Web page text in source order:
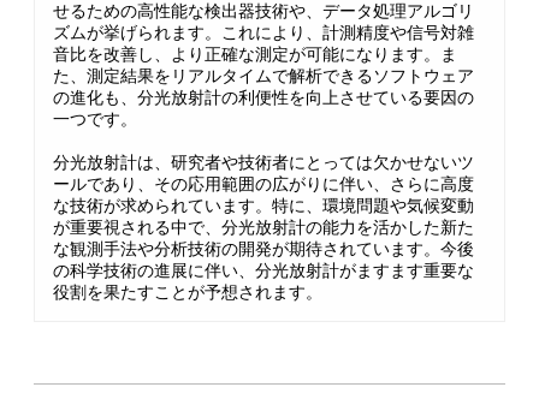
せるための高性能な検出器技術や、データ処理アルゴリ
ズムが挙げられます。これにより、計測精度や信号対雑
音比を改善し、より正確な測定が可能になります。ま
た、測定結果をリアルタイムで解析できるソフトウェア
の進化も、分光放射計の利便性を向上させている要因の
一つです。
分光放射計は、研究者や技術者にとっては欠かせないツ
ールであり、その応用範囲の広がりに伴い、さらに高度
な技術が求められています。特に、環境問題や気候変動
が重要視される中で、分光放射計の能力を活かした新た
な観測手法や分析技術の開発が期待されています。今後
の科学技術の進展に伴い、分光放射計がますます重要な
役割を果たすことが予想されます。